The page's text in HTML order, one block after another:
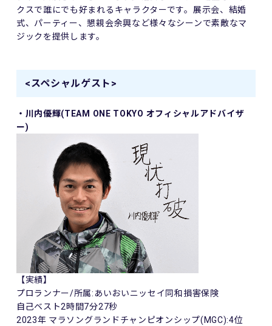
クスで誰にでも好まれるキャラクターです。展示会、結婚
式、パーティー、懇親会余興など様々なシーンで素敵なマ
ジックを提供します。
<スペシャルゲスト>
・川内優輝(TEAM ONE TOKYO オフィシャルアドバイザ
ー)
【実績】
プロランナー/所属:あいおいニッセイ同和損害保険
自己ベスト2時間7分27秒
2023年 マラソングランドチャンピオンシップ(MGC):4位